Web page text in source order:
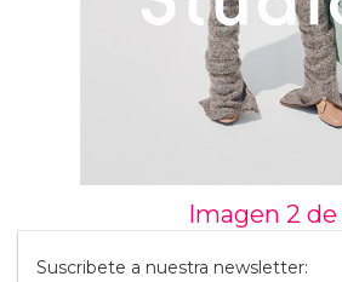
Imagen 2 de
Suscribete a nuestra newsletter: